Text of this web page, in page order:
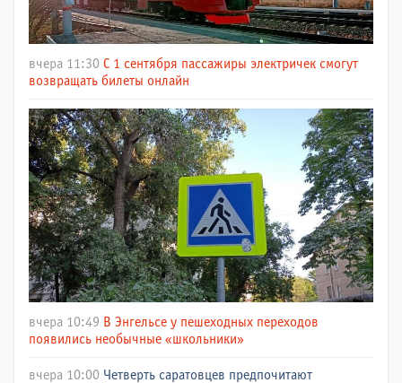
вчера 11:30 С 1 сентября пассажиры электричек смогут
возвращать билеты онлайн
вчера 10:49 В Энгельсе у пешеходных переходов
появились необычные «школьники»
вчера 10:00 Четверть саратовцев предпочитают